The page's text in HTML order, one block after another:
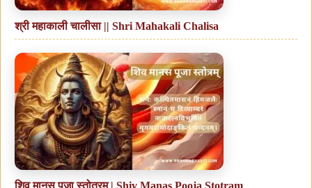
श्री महाकाली चालीसा || Shri Mahakali Chalisa
शिव मानस पूजा स्तोत्रम् | Shiv Manas Pooja Stotram